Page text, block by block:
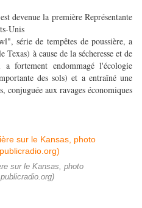
devenue la première Représentante
Unis
série de tempêtes de poussière, a
Texas) à cause de la sécheresse et de
fortement endommagé l'écologie
des sols) et a entraîné une
conjuguée aux ravages économiques
sur le Kansas, photo